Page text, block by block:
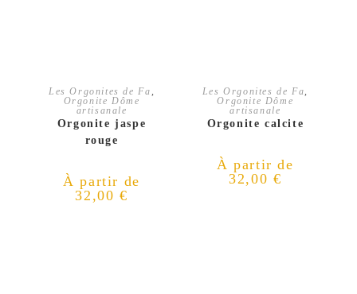
CHOIX DES OPTIONS
Les Orgonites de Fa,
Orgonite Dôme
artisanale
Orgonite jaspe
rouge
À partir de
32,00€
CHOIX DES OPTIONS
Les Orgonites de Fa,
Orgonite Dôme
artisanale
Orgonite calcite
À partir de
32,00 €